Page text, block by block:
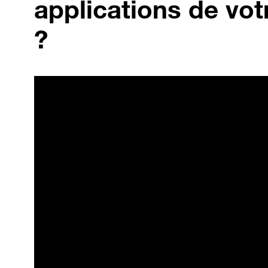
applications de
?